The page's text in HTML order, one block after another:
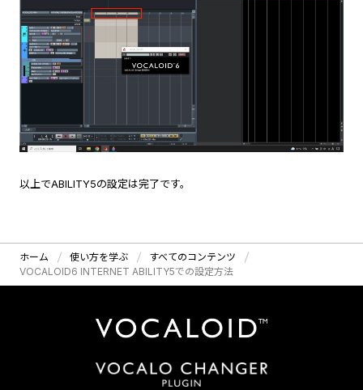
以上でABILITY5の設定は完了です。
ホーム 使い方を学ぶ
すべてのコンテンツ
VOCALOID6 INTERNET ABILITY5での設定方法